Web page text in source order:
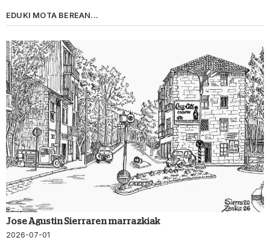
EDUKI MOTA BEREAN...
Jose Agustin Sierraren marrazkiak
2026-07-01